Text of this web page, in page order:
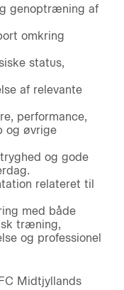
genoptræning af
omkring
status,
af relevante
performance,
og øvrige
og gode
relateret til
med både
træning,
og professionel
Midtjyllands